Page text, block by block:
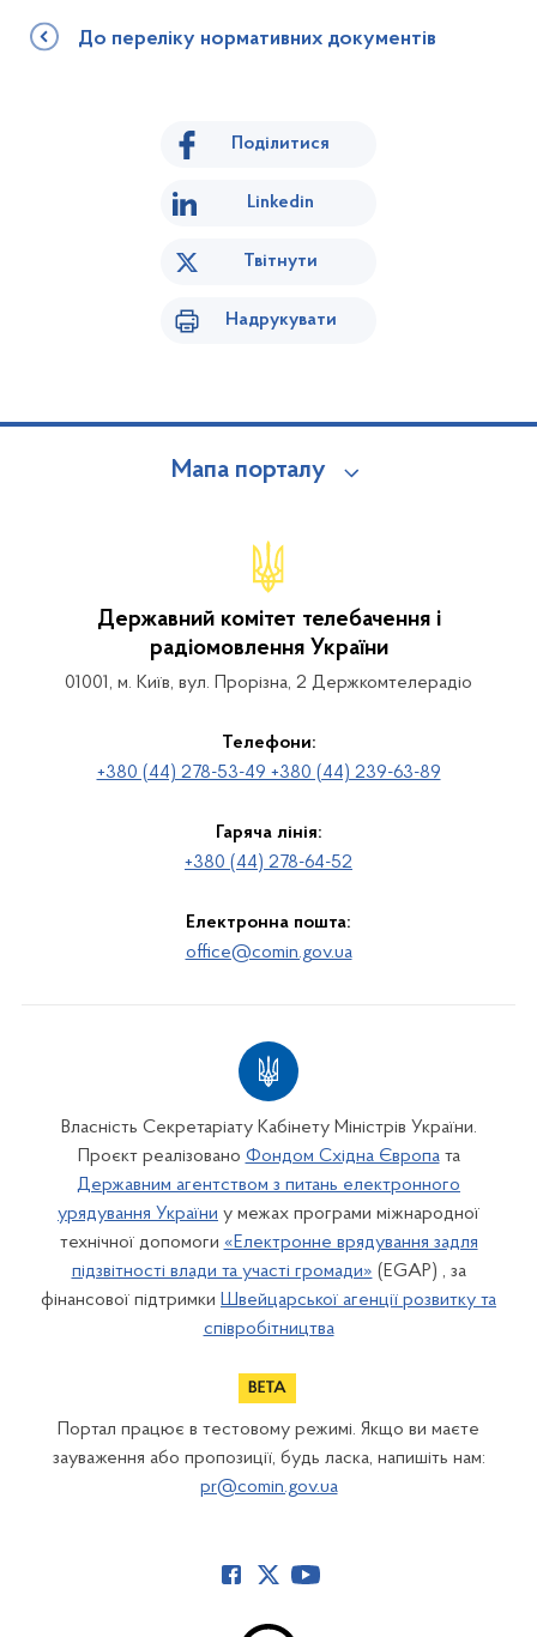
До переліку нормативних документів
Поділитися
Linkedin
Твітнути
Надрукувати
Мапа порталу
Державний комітет телебачення і
радіомовлення України
01001, м. Київ, вул. Прорізна, 2 Держкомтелерадіо
Телефони:
+380 (44) 278-53-49 +380 (44) 239-63-89
Гаряча лінія:
+380 (44) 278-64-52
Електронна пошта:
office@comin.gov.ua
Власність Секретаріату Кабінету Міністрів України.
Проєкт реалізовано Фондом Східна Європата
Державним агентством з питань електронного
урядування України у межах програми міжнародної
технічної допомоги «Електронне врядування задля
підзвітності влади та участі громади» (EGAP) , за
фінансової підтримки Швейцарської агенції розвитку та
співробітництва
Портал працює в тестовому режимі. Якщо ви маєте
зауваження або пропозиції, будь ласка, напишіть нам:
pr@comin.gov.ua